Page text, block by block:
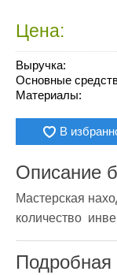
Цена:
Выручка:
Основные
Материалы:
В
Описание
Мастерская
количество